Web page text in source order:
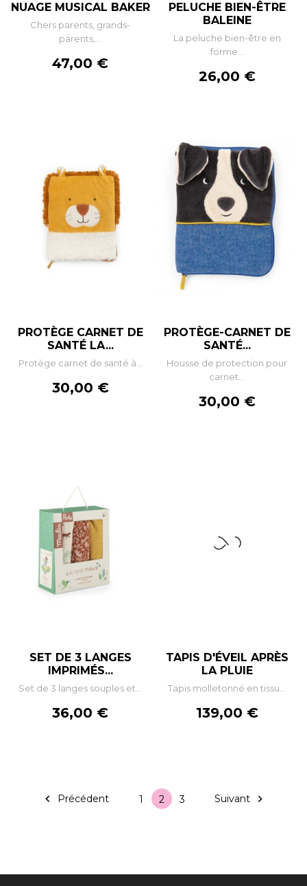
NUAGE MUSICAL BAKER
Chers parents, grands-
parents,...
Prix
47,00 €
PELUCHE BIEN-ÊTRE
BALEINE
La peluche bien-être en
forme...
Prix
26,00 €
PROTÈGE CARNET DE
SANTÉ LA...
Protège carnet de santé à...
Prix
30,00 €
PROTÈGE-CARNET DE
SANTÉ...
Housse de protection pour
carnet...
Prix
30,00 €
SET DE 3 LANGES
IMPRIMÉS...
Set de 3 langes souples et...
Prix
36,00 €
TAPIS D'ÉVEIL APRÈS
LA PLUIE
Tapis molletonné en tissu...
Prix
139,00 €
 Précédent 1 2 3 Suivant 